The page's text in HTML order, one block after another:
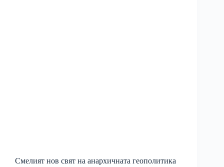
Смелият нов свят на анархичната геополитика